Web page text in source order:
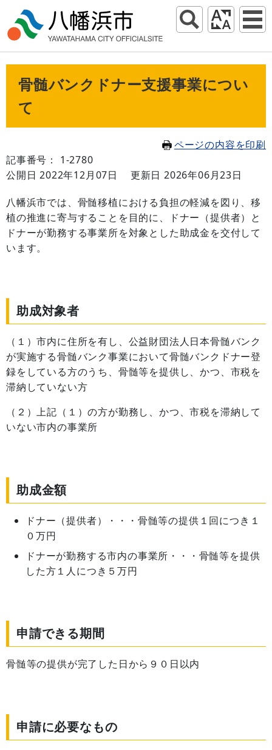
骨髄バンクドナー支援事業につい
て
ページの内容を印刷
記事番号： 1-2780
公開日 2022年12月07日
更新日 2026年06月23日
八幡浜市では、骨髄移植における負担の軽減を図り、移
植の推進に寄与することを目的に、ドナー（提供者）と
ドナーが勤務する事業所を対象とした助成金を交付して
います。
助成対象者
（１）市内に住所を有し、公益財団法人日本骨髄バンク
が実施する骨髄バンク事業において骨髄バンクドナー登
録をしている方のうち、骨髄等を提供し、かつ、市税を
滞納していない方
（２）上記（１）の方が勤務し、かつ、市税を滞納して
いない市内の事業所
助成金額
ドナー（提供者）・・・骨髄等の提供１回につき１
０万円
ドナーが勤務する市内の事業所・・・骨髄等を提供
した方１人につき５万円
申請できる期間
骨髄等の提供が完了した日から９０日以内
申請に必要なもの